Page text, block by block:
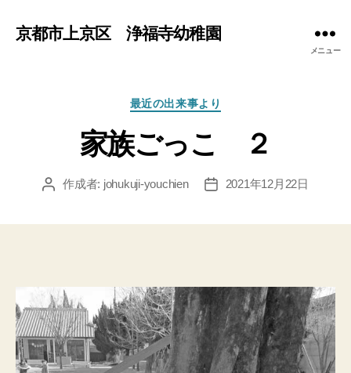
京都市上京区 浄福寺幼稚園
メニュー
カ
リ
最近の出来事より
家族ごっこ ２
投 作成者: johukuji-youchien
投
2021年12月22日